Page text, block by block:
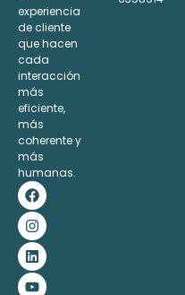
experiencia
de cliente
que hacen
cada
interacción
más
eficiente,
más
coherente y
más
humanas.
F
a
c
e
b
o
o
k
I
n
s
t
a
g
r
a
L
i
n
k
e
d
i
n
Y
o
u
t
u
b
e